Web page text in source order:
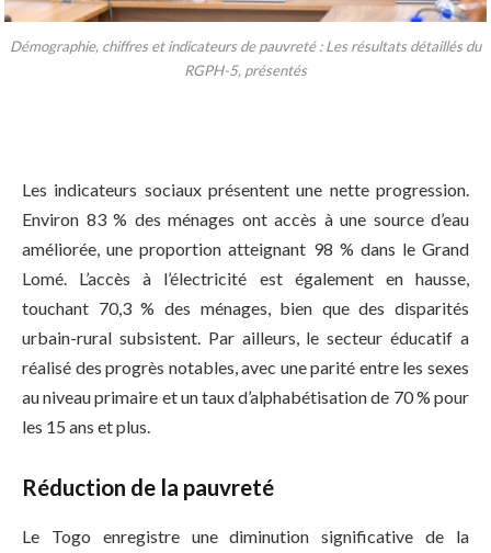
Démographie, chiffres et indicateurs de pauvreté : Les résultats détaillés du
RGPH-5, présentés
Les indicateurs sociaux présentent une nette progression.
Environ 83 % des ménages ont accès à une source d’eau
améliorée, une proportion atteignant 98 % dans le Grand
Lomé. L’accès à l’électricité est également en hausse,
touchant 70,3 % des ménages, bien que des disparités
urbain-rural subsistent. Par ailleurs, le secteur éducatif a
réalisé des progrès notables, avec une parité entre les sexes
au niveau primaire et un taux d’alphabétisation de 70 % pour
les 15 ans et plus.
Réduction de la pauvreté
Le Togo enregistre une diminution significative de la